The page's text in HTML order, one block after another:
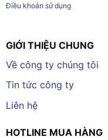
Điều khoản sử dụng
GIỚI THIỆU CHUNG
Về công ty chúng tôi
Tin tức công ty
Liên hệ
HOTLINE MUA HÀNG